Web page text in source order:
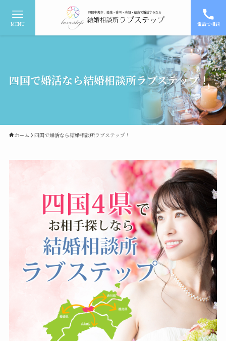
電話で相談
MENU
四国で婚活なら結婚相談所ラブステップ！
ホーム 四国で婚活なら結婚相談所ラブステップ！